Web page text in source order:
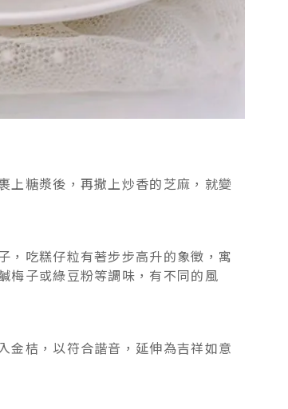
上糖漿後，再撒上炒香的芝麻，就變
，吃糕仔粒有著步步高升的象徵，寓
梅子或綠豆粉等調味，有不同的風
金桔，以符合諧音，延伸為吉祥如意